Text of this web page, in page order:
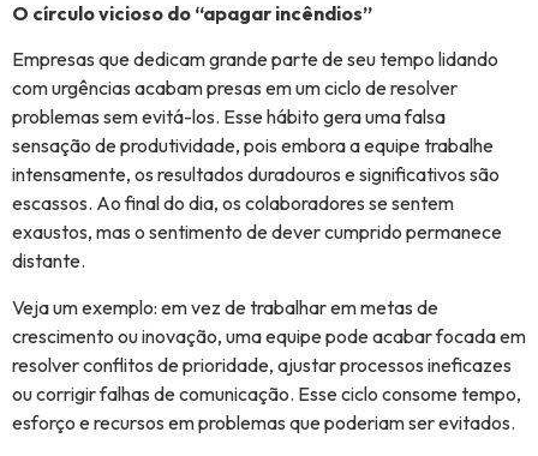
O círculo vicioso do “apagar incêndios”
Empresas que dedicam grande parte de seu tempo lidando
com urgências acabam presas em um ciclo de resolver
problemas sem evitá-los. Esse hábito gera uma falsa
sensação de produtividade, pois embora a equipe trabalhe
intensamente, os resultados duradouros e significativos são
escassos. Ao final do dia, os colaboradores se sentem
exaustos, mas o sentimento de dever cumprido permanece
distante.
Veja um exemplo: em vez de trabalhar em metas de
crescimento ou inovação, uma equipe pode acabar focada em
resolver conflitos de prioridade, ajustar processos ineficazes
ou corrigir falhas de comunicação. Esse ciclo consome tempo,
esforço e recursos em problemas que poderiam ser evitados.